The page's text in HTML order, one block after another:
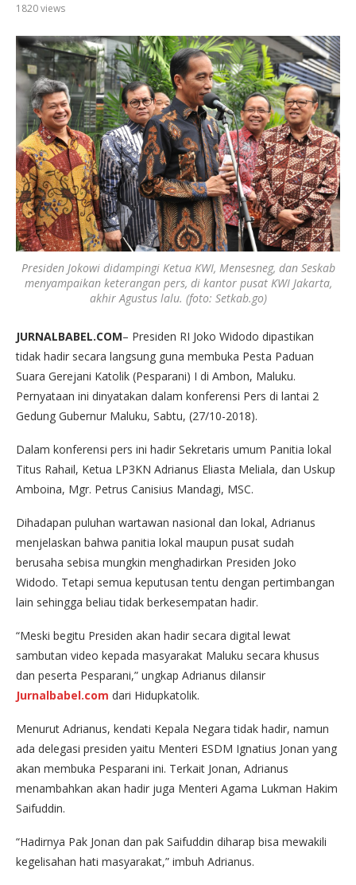
1820views
Presiden Jokowi didampingi Ketua KWI, Mensesneg, dan Seskab
menyampaikan keterangan pers, di kantor pusat KWI Jakarta,
akhir Agustus lalu. (foto: Setkab.go)
JURNALBABEL.COM– Presiden RI Joko Widodo dipastikan
tidak hadir secara langsung guna membuka Pesta Paduan
Suara Gerejani Katolik (Pesparani) I di Ambon, Maluku.
Pernyataan ini dinyatakan dalam konferensi Pers di lantai 2
Gedung Gubernur Maluku, Sabtu, (27/10-2018).
Dalam konferensi pers ini hadir Sekretaris umum Panitia lokal
Titus Rahail, Ketua LP3KN Adrianus Eliasta Meliala, dan Uskup
Amboina, Mgr. Petrus Canisius Mandagi, MSC.
Dihadapan puluhan wartawan nasional dan lokal, Adrianus
menjelaskan bahwa panitia lokal maupun pusat sudah
berusaha sebisa mungkin menghadirkan Presiden Joko
Widodo. Tetapi semua keputusan tentu dengan pertimbangan
lain sehingga beliau tidak berkesempatan hadir.
“Meski begitu Presiden akan hadir secara digital lewat
sambutan video kepada masyarakat Maluku secara khusus
dan peserta Pesparani,” ungkap Adrianus dilansir
Jurnalbabel.com dari Hidupkatolik.
Menurut Adrianus, kendati Kepala Negara tidak hadir, namun
ada delegasi presiden yaitu Menteri ESDM Ignatius Jonan yang
akan membuka Pesparani ini. Terkait Jonan, Adrianus
menambahkan akan hadir juga Menteri Agama Lukman Hakim
Saifuddin.
“Hadirnya Pak Jonan dan pak Saifuddin diharap bisa mewakili
kegelisahan hati masyarakat,” imbuh Adrianus.